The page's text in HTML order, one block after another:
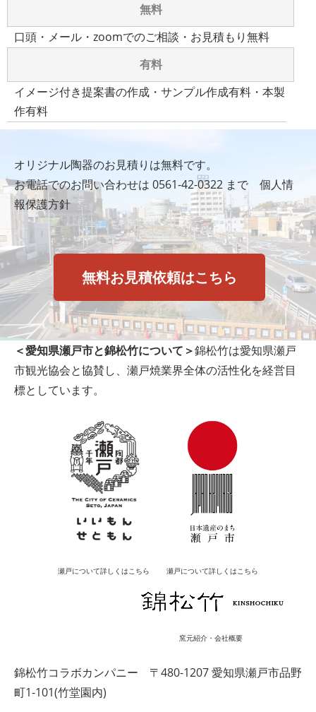
無料
口頭・メール・zoomでのご相談・お見積もり無料
有料
イメージ付き提案書の作成・サンプル作成有料・本製
作有料
オリジナル陶器のお見積りは無料です。
お電話でのお問い合わせは 0561-42-0322 まで 個人情
報保護方針
無料お見積依頼はこちら
＜愛知県瀬戸市と錦松竹について＞錦松竹は愛知県瀬戸
市観光協会と協賛し、瀬戸焼業界全体の活性化を経営目
標としています。
瀬戸について詳しくはこちら 瀬戸について詳しくはこちら
窯元紹介・会社概要
錦松竹コラボカンパニー 〒480-1207 愛知県瀬戸市品野
町1-101(竹堂園内)